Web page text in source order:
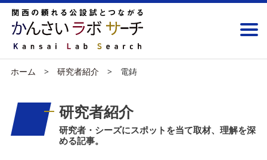
ホーム 研究者紹介 電鋳
研究者紹介
研究者・シーズにスポットを当て取材、理解を深
める記事。